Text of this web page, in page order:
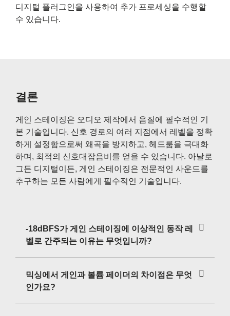
디지털 플러그인을 사용하여 추가 프로세싱을 수행할
수 있습니다.
결론
게인 스테이징은 오디오 제작에서 음질에 필수적인 기
본 기술입니다. 신호 경로의 여러 지점에서 레벨을 정확
하게 설정함으로써 왜곡을 방지하고, 헤드룸을 극대화
하며, 최적의 신호대잡음비를 얻을 수 있습니다. 아날로
그든 디지털이든, 게인 스테이징은 전문적인 사운드를
추구하는 모든 사람에게 필수적인 기술입니다.
-18dBFS가 게인 스테이징에 이상적인 동작 레
벨로 간주되는 이유는 무엇입니까?
믹싱에서 게인과 볼륨 페이더의 차이점은 무엇
인가요?